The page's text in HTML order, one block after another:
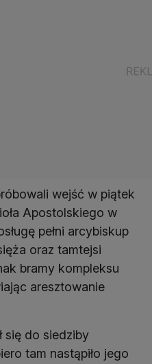
wejść w piątek
Apostolskiego w
pełni arcybiskup
oraz tamtejsi
bramy kompleksu
aresztowanie
się do siedziby
tam nastąpiło jego